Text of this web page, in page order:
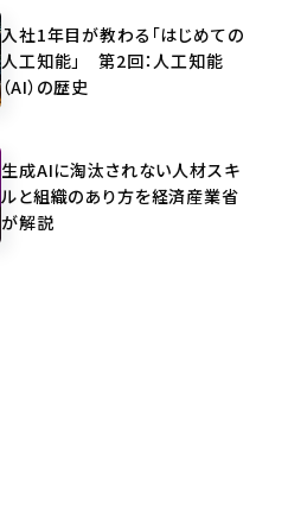
入社1年目が教わる「はじめての
人工知能」 第2回：人工知能
（AI）の歴史
生成AIに淘汰されない人材スキ
ルと組織のあり方を経済産業省
が解説